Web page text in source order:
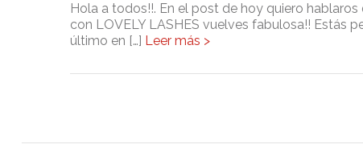
Hola a todos!!. En el post de hoy quiero
con LOVELY LASHES vuelves fabulosa!! Estás
último en […] Leer más >